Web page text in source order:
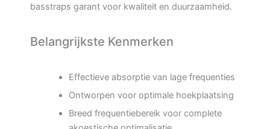
basstraps garant voor kwaliteit en duurzaamheid.
Belangrijkste Kenmerken
Effectieve absorptie van lage frequenties
Ontworpen voor optimale hoekplaatsing
Breed frequentiebereik voor complete